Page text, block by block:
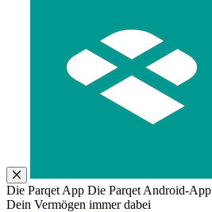
Die Parqet App Die Parqet Android-App
Dein Vermögen immer dabei